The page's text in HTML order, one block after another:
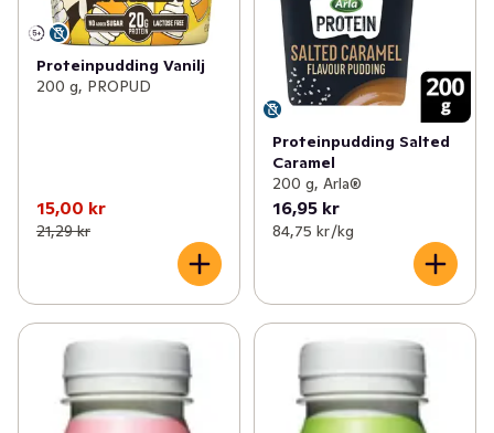
Proteinpudding Vanilj
200 g, PROPUD
15,00 kr
21,29 kr
Proteinpudding Salted
Caramel
200 g, Arla®
16,95 kr
84,75 kr /kg